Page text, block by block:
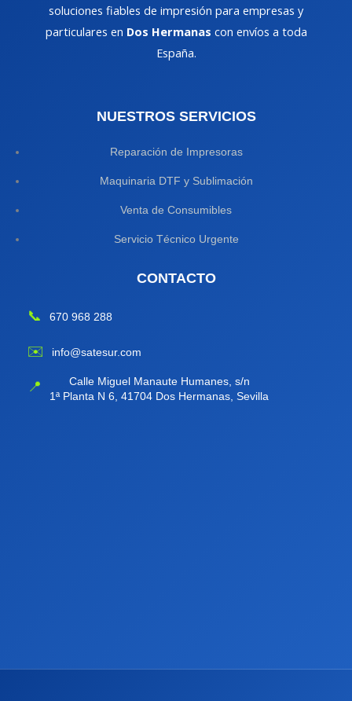
soluciones fiables de impresión para empresas y
particulares en Dos Hermanas con envíos a toda
España.
NUESTROS SERVICIOS
Reparación de Impresoras
Maquinaria DTF y Sublimación
Venta de Consumibles
Servicio Técnico Urgente
CONTACTO
📞 670 968 288
✉️ info@satesur.com
📍
Calle Miguel Manaute Humanes, s/n
1ª Planta N 6, 41704 Dos Hermanas, Sevilla